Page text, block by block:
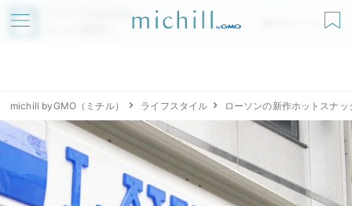
アプリでmichillが
無料ダウンロード
michill byGMO（ミチル） ライフスタイル ローソンの新作ホットスナッ